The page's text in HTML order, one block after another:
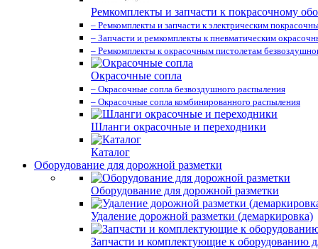
Ремкомплекты и запчасти к покрасочному
– Ремкомплекты и запчасти к электрическим
– Запчасти и ремкомплекты к пневматическим
– Ремкомплекты к окрасочным пистолетам
Окрасочные сопла
– Окрасочные сопла безвоздушного распыления
– Окрасочные сопла комбинированного распыления
Шланги окрасочные и переходники
Каталог
Оборудование для дорожной разметки
Оборудование для дорожной разметки
Удаление дорожной разметки (демаркировка)
Запчасти и комплектующие к оборудованию